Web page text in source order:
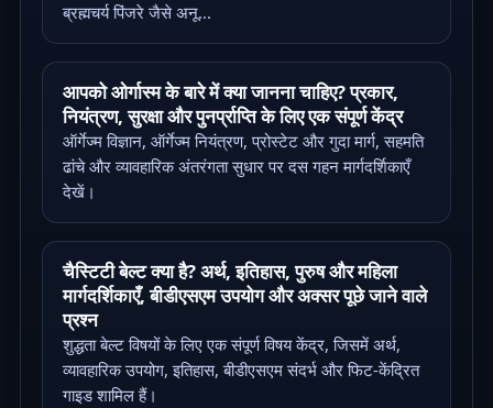
ब्रह्मचर्य पिंजरे जैसे अनू...
आपको ओर्गास्म के बारे में क्या जानना चाहिए? प्रकार,
नियंत्रण, सुरक्षा और पुनर्प्राप्ति के लिए एक संपूर्ण केंद्र
ऑर्गेज्म विज्ञान, ऑर्गेज्म नियंत्रण, प्रोस्टेट और गुदा मार्ग, सहमति
ढांचे और व्यावहारिक अंतरंगता सुधार पर दस गहन मार्गदर्शिकाएँ
देखें।
चैस्टिटी बेल्ट क्या है? अर्थ, इतिहास, पुरुष और महिला
मार्गदर्शिकाएँ, बीडीएसएम उपयोग और अक्सर पूछे जाने वाले
प्रश्न
शुद्धता बेल्ट विषयों के लिए एक संपूर्ण विषय केंद्र, जिसमें अर्थ,
व्यावहारिक उपयोग, इतिहास, बीडीएसएम संदर्भ और फिट-केंद्रित
गाइड शामिल हैं।